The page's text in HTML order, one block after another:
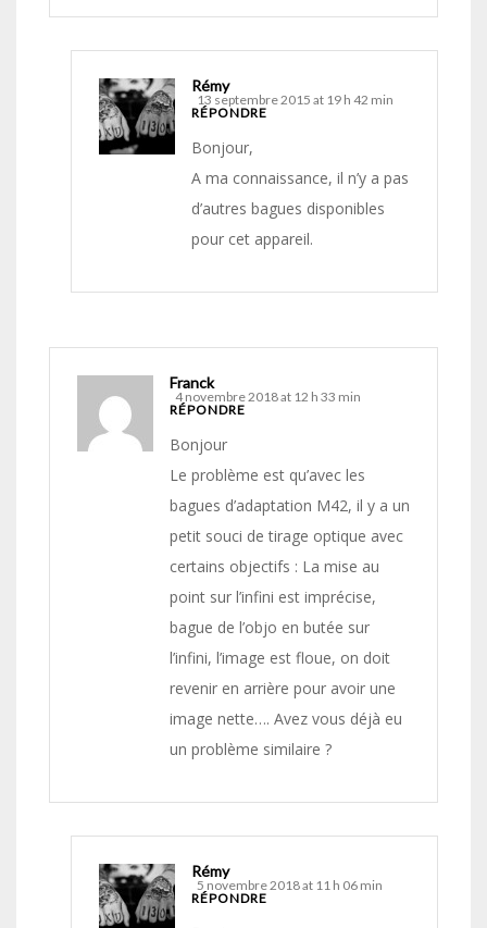
Rémy
13 septembre 2015 at 19 h 42 min
RÉPONDRE
Bonjour,
A ma connaissance, il n’y a pas
d’autres bagues disponibles
pour cet appareil.
Franck
4 novembre 2018 at 12 h 33 min
RÉPONDRE
Bonjour
Le problème est qu’avec les
bagues d’adaptation M42, il y a un
petit souci de tirage optique avec
certains objectifs : La mise au
point sur l’infini est imprécise,
bague de l’objo en butée sur
l’infini, l’image est floue, on doit
revenir en arrière pour avoir une
image nette…. Avez vous déjà eu
un problème similaire ?
Rémy
5 novembre 2018 at 11 h 06 min
RÉPONDRE